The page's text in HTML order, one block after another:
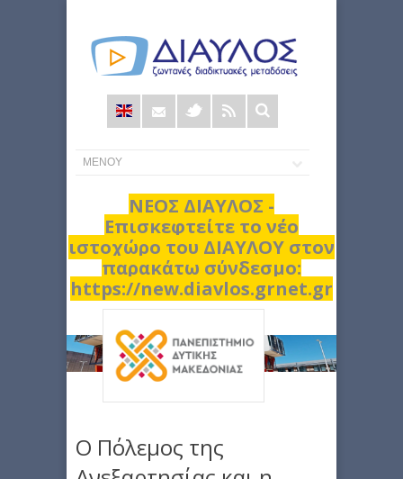
Φόρμα
αναζήτησης
ΝΕΟΣ ΔΙΑΥΛΟΣ -
Επισκεφτείτε το νέο
ιστοχώρο του ΔΙΑΥΛΟΥ στον
παρακάτω σύνδεσμο:
https://new.diavlos.grnet.gr
Ο Πόλεμος της